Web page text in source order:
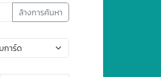
ล้างการค้นหา